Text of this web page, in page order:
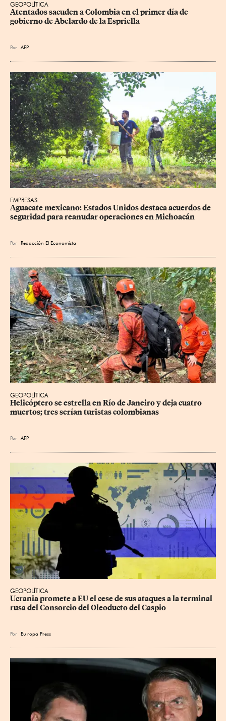
GEOPOLÍTICA
Atentados sacuden a Colombia en el primer día de
gobierno de Abelardo de la Espriella
Por AFP
EMPRESAS
Aguacate mexicano: Estados Unidos destaca acuerdos de
seguridad para reanudar operaciones en Michoacán
Por Redacción El Economista
GEOPOLÍTICA
Helicóptero se estrella en Río de Janeiro y deja cuatro
muertos; tres serían turistas colombianas
Por AFP
GEOPOLÍTICA
Ucrania promete a EU el cese de sus ataques a la terminal
rusa del Consorcio del Oleoducto del Caspio
Por Eu ropa Press